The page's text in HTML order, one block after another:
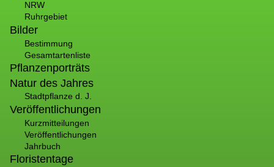
NRW
Ruhrgebiet
Bilder
Bestimmung
Gesamtartenliste
Pflanzenporträts
Natur des Jahres
Stadtpflanze d. J.
Veröffentlichungen
Kurzmitteilungen
Veröffentlichungen
Jahrbuch
Floristentage